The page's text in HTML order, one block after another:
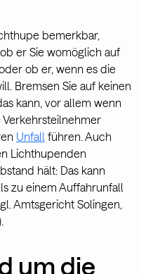
bemerkbar,
er Sie womöglich auf
ob er, wenn es die
Bremsen Sie auf keinen
kann, vor allem wenn
Unfall führen. Auch
Lichthupenden
hält: Das kann
zu einem Auffahrunfall
Amtsgericht Solingen,
um die